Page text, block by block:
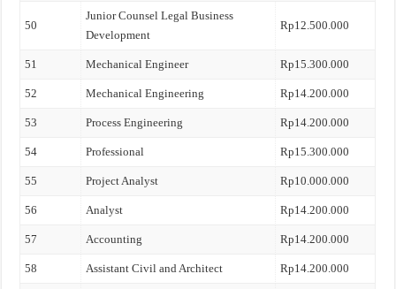
50
Junior Counsel Legal Business
Development
Rp12.500.000
51 Mechanical Engineer Rp15.300.000
52 Mechanical Engineering Rp14.200.000
53 Process Engineering Rp14.200.000
54 Professional Rp15.300.000
55 Project Analyst Rp10.000.000
56 Analyst Rp14.200.000
57 Accounting Rp14.200.000
58 Assistant Civil and Architect Rp14.200.000